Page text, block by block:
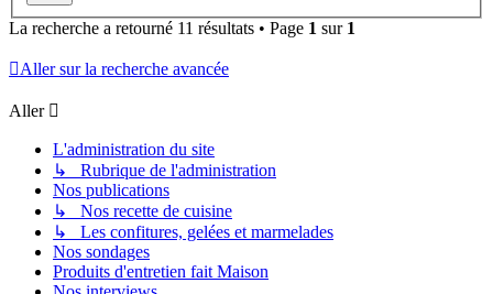
La recherche a retourné 11 résultats • Page 1 sur 1
Aller sur la recherche avancée
Aller
L'administration du site
↳ Rubrique de l'administration
Nos publications
↳ Nos recette de cuisine
↳ Les confitures, gelées et marmelades
Nos sondages
Produits d'entretien fait Maison